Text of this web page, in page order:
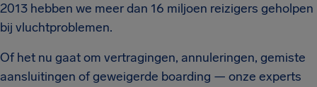
2013 hebben we meer dan 16 miljoen reizigers geholpen
bij vluchtproblemen.
Of het nu gaat om vertragingen, annuleringen, gemiste
aansluitingen of geweigerde boarding — onze experts